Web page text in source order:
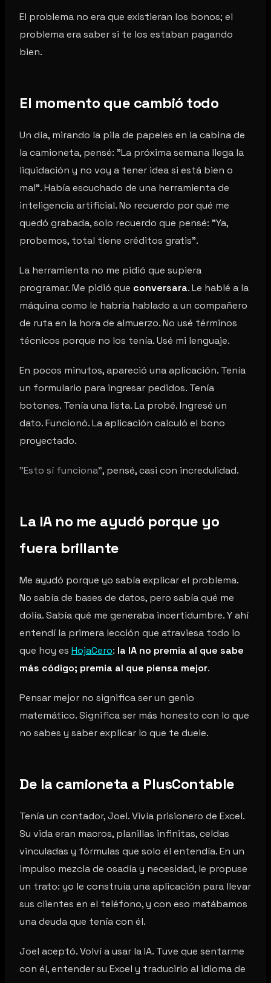
El problema no era que existieran los bonos; el
problema era saber si te los estaban pagando
bien.
El momento que cambió todo
Un día, mirando la pila de papeles en la cabina de
la camioneta, pensé: "La próxima semana llega la
liquidación y no voy a tener idea si está bien o
mal". Había escuchado de una herramienta de
inteligencia artificial. No recuerdo por qué me
quedó grabada, solo recuerdo que pensé: "Ya,
probemos, total tiene créditos gratis".
La herramienta no me pidió que supiera
programar. Me pidió que conversara. Le hablé a la
máquina como le habría hablado a un compañero
de ruta en la hora de almuerzo. No usé términos
técnicos porque no los tenía. Usé mi lenguaje.
En pocos minutos, apareció una aplicación. Tenía
un formulario para ingresar pedidos. Tenía
botones. Tenía una lista. La probé. Ingresé un
dato. Funcionó. La aplicación calculó el bono
proyectado.
"Esto sí funciona", pensé, casi con incredulidad.
La IA no me ayudó porque yo
fuera brillante
Me ayudó porque yo sabía explicar el problema.
No sabía de bases de datos, pero sabía qué me
dolía. Sabía qué me generaba incertidumbre. Y ahí
entendí la primera lección que atraviesa todo lo
que hoy es HojaCero: la IA no premia al que sabe
más código; premia al que piensa mejor.
Pensar mejor no significa ser un genio
matemático. Significa ser más honesto con lo que
no sabes y saber explicar lo que te duele.
De la camioneta a PlusContable
Tenía un contador, Joel. Vivía prisionero de Excel.
Su vida eran macros, planillas infinitas, celdas
vinculadas y fórmulas que solo él entendía. En un
impulso mezcla de osadía y necesidad, le propuse
un trato: yo le construía una aplicación para llevar
sus clientes en el teléfono, y con eso matábamos
una deuda que tenía con él.
Joel aceptó. Volví a usar la IA. Tuve que sentarme
con él, entender su Excel y traducirlo al idioma de